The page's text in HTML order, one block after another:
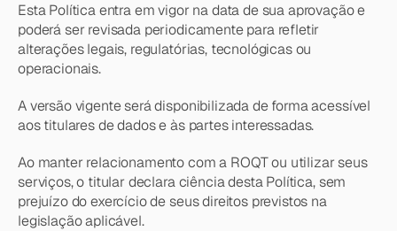
Esta Política entra em vigor na data de sua aprovação e
poderá ser revisada periodicamente para refletir
alterações legais, regulatórias, tecnológicas ou
operacionais.
A versão vigente será disponibilizada de forma acessível
aos titulares de dados e às partes interessadas.
Ao manter relacionamento com a ROQT ou utilizar seus
serviços, o titular declara ciência desta Política, sem
prejuízo do exercício de seus direitos previstos na
legislação aplicável.